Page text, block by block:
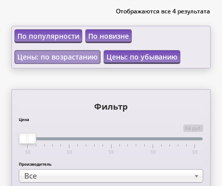
По популярности По новизне
Цены: по возрастанию Цены: по убыванию
Отображаются все 4 результата
Отображаются все 4 результата
Фильтр
Цена
59 руб.
59 59 59 59 59
Производитель
Все